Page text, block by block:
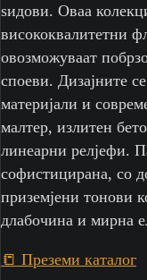
ѕидови. Оваа
висококвалитетни
овозможуваат
споеви. Дизајните
материјали и
малтер, излитен
линеарни релјефи.
софистицирана, со
приземјени тонови
длабочина и мирна
📒 Преземи каталог